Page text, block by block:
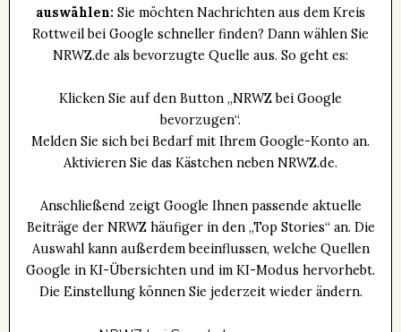
auswählen: Sie möchten Nachrichten aus dem Kreis
Rottweil bei Google schneller finden? Dann wählen Sie
NRWZ.de als bevorzugte Quelle aus. So geht es:
Klicken Sie auf den Button „NRWZ bei Google
bevorzugen“.
Melden Sie sich bei Bedarf mit Ihrem Google-Konto an.
Aktivieren Sie das Kästchen neben NRWZ.de.
Anschließend zeigt Google Ihnen passende aktuelle
Beiträge der NRWZ häufiger in den „Top Stories“ an. Die
Auswahl kann außerdem beeinflussen, welche Quellen
Google in KI-Übersichten und im KI-Modus hervorhebt.
Die Einstellung können Sie jederzeit wieder ändern.